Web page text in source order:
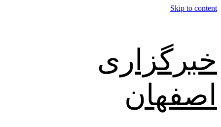
Skip to content
خبرگزاری
اصفهان